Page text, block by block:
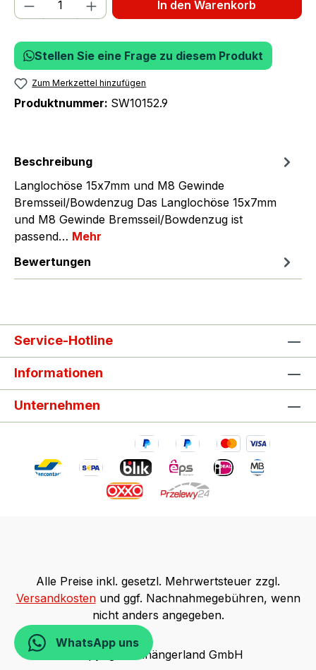
In den Warenkorb
Stellen Sie eine Frage zu diesem Produkt
Zum Merkzettel hinzufügen
Produktnummer: SW10152.9
Beschreibung
Langlochöse 15x7mm und M8 Gewinde
Bremsseil/Bowdenzug Das Langlochöse 15x7mm
und M8 Gewinde Bremsseil/Bowdenzug ist
passend… Mehr
Bewertungen
Service-Hotline
Informationen
Unternehmen
Alle Preise inkl. gesetzl. Mehrwertsteuer zzgl.
Versandkostenund ggf. Nachnahmegebühren, wenn
nicht anders angegeben.
Copyright Anhängerland GmbH
WhatsApp uns